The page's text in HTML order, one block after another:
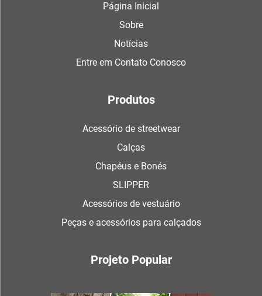
Página Inicial
Sobre
Notícias
Entre em Contato Conosco
Produtos
Acessório de streetwear
Calças
Chapéus e Bonés
SLIPPER
Acessórios de vestuário
Peças e acessórios para calçados
Projeto Popular